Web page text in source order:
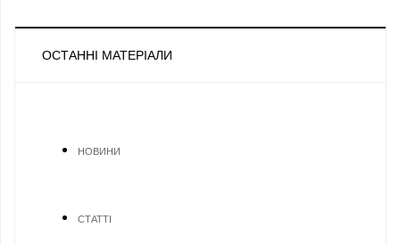
ОСТАННІ МАТЕРІАЛИ
НОВИНИ
СТАТТІ